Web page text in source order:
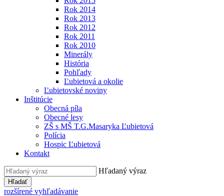
Rok 2014
Rok 2013
Rok 2012
Rok 2011
Rok 2010
Minerály
História
Pohľady
Ľubietová a okolie
Ľubietovské noviny
Inštitúcie
Obecná píla
Obecné lesy
ZŠ s MŠ T.G.Masaryka Ľubietová
Polícia
Hospic Ľubietová
Kontakt
Hľadaný výraz
Hľadať
rozšírené vyhľadávanie